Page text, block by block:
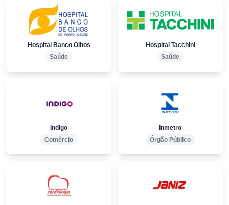
Hospital Banco Olhos
Saúde
Hospital Tacchini
Saúde
Indigo
Comércio
Inmetro
Órgão Público